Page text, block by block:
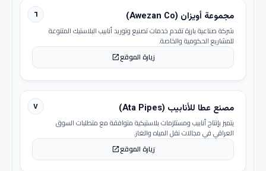
٦ مجموعة أويزان (Awezan Co)
شركة صناعية بارزة تقدم خدمات تصنيع وتوريد أنابيب البلاستيك المتنوعة
للمشاريع الحكومية والخاصة.
زيارة الموقعopen_in_new
٧ مصنع عطا للأنابيب (Ata Pipes)
يتميز بإنتاج أنابيب ومستلزمات بلاستيكية متوافقة مع متطلبات السوق
العراقي في مجالات نقل المياه والغاز.
زيارة الموقعopen_in_new